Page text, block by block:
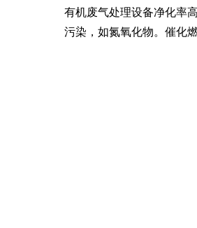
有机废气处理设备净化率
污染，如氮氧化物。催化